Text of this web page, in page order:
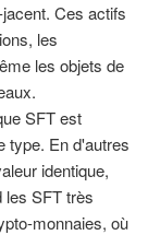
Ces actifs
les
les objets de
SFT est
type. En d'autres
identique,
les SFT très
monnaies, où